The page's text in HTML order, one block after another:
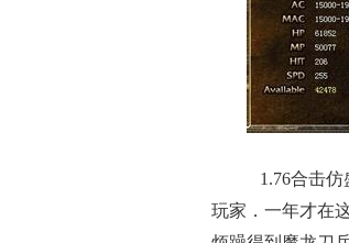
1.76合击仿
玩家．一年才在